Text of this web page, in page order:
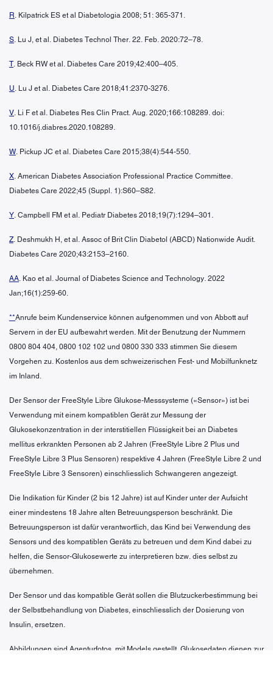
R. Kilpatrick ES et al Diabetologia 2008; 51: 365-371.
S. Lu J, et al. Diabetes Technol Ther. 22. Feb. 2020:72–78.
T. Beck RW et al. Diabetes Care 2019;42:400–405.
U. Lu J et al. Diabetes Care 2018;41:2370-3276.
V. Li F et al. Diabetes Res Clin Pract. Aug. 2020;166:108289. doi:
10.1016/j.diabres.2020.108289.
W. Pickup JC et al. Diabetes Care 2015;38(4):544-550.
X. American Diabetes Association Professional Practice Committee.
Diabetes Care 2022;45 (Suppl. 1):S60–S82.
Y. Campbell FM et al. Pediatr Diabetes 2018;19(7):1294–301.
Z. Deshmukh H, et al. Assoc of Brit Clin Diabetol (ABCD) Nationwide Audit.
Diabetes Care 2020;43:2153–2160.
AA. Kao et al. Journal of Diabetes Science and Technology. 2022
Jan;16(1):259-60.
**Anrufe beim Kundenservice können aufgenommen und von Abbott auf
Servern in der EU aufbewahrt werden. Mit der Benutzung der Nummern
0800 804 404, 0800 102 102 und 0800 330 333 stimmen Sie diesem
Vorgehen zu. Kostenlos aus dem schweizerischen Fest- und Mobilfunknetz
im Inland.
Der Sensor der FreeStyle Libre Glukose-Messsysteme («Sensor») ist bei
Verwendung mit einem kompatiblen Gerät zur Messung der
Glukosekonzentration in der interstitiellen Flüssigkeit bei an Diabetes
mellitus erkrankten Personen ab 2 Jahren (FreeStyle Libre 2 Plus und
FreeStyle Libre 3 Plus Sensoren) respektive 4 Jahren (FreeStyle Libre 2 und
FreeStyle Libre 3 Sensoren) einschliesslich Schwangeren angezeigt.
Die Indikation für Kinder (2 bis 12 Jahre) ist auf Kinder unter der Aufsicht
einer mindestens 18 Jahre alten Betreuungsperson beschränkt. Die
Betreuungsperson ist dafür verantwortlich, das Kind bei Verwendung des
Sensors und des kompatiblen Geräts zu betreuen und dem Kind dabei zu
helfen, die Sensor-Glukosewerte zu interpretieren bzw. dies selbst zu
übernehmen.
Der Sensor und das kompatible Gerät sollen die Blutzuckerbestimmung bei
der Selbstbehandlung von Diabetes, einschliesslich der Dosierung von
Insulin, ersetzen.
Abbildungen sind Agenturfotos, mit Models gestellt. Glukosedaten dienen zur